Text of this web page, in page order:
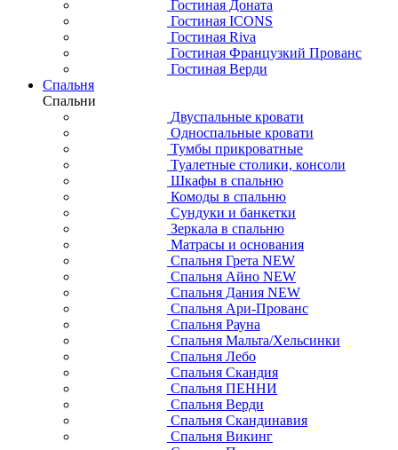
Гостиная Доната
Гостиная ICONS
Гостиная Riva
Гостиная Французкий Прованс
Гостиная Верди
Спальня
Спальни
Двуспальные кровати
Односпальные кровати
Тумбы прикроватные
Туалетные столики, консоли
Шкафы в спальню
Комоды в спальню
Сундуки и банкетки
Зеркала в спальню
Матрасы и основания
Спальня Грета NEW
Спальня Айно NEW
Спальня Дания NEW
Спальня Ари-Прованс
Спальня Рауна
Спальня Мальта/Хельсинки
Спальня Лебо
Спальня Скандия
Спальня ПЕННИ
Спальня Верди
Спальня Скандинавия
Спальня Викинг